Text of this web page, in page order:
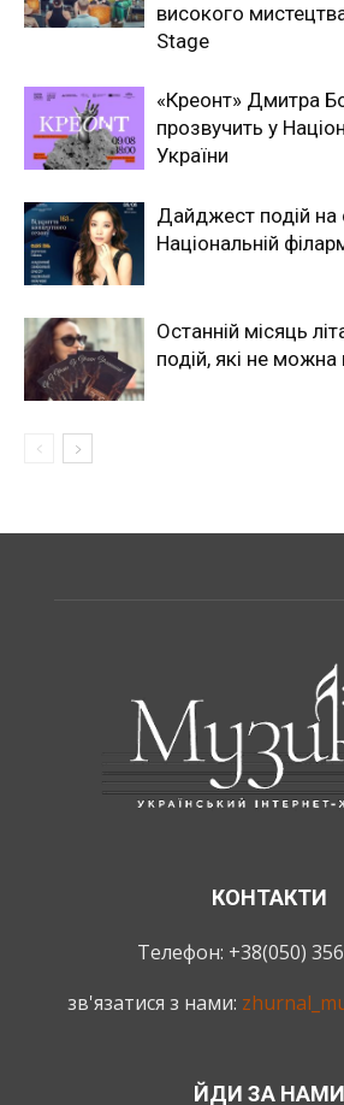
високого
Stage
«Креонт» Дмитра
прозвучить у
України
Дайджест подій на
Національній
Останній місяць
подій, які не можна
КОНТАКТИ
Телефон: +38(050)
зв'язатися з нами:
ЙДИ ЗА НАМИ